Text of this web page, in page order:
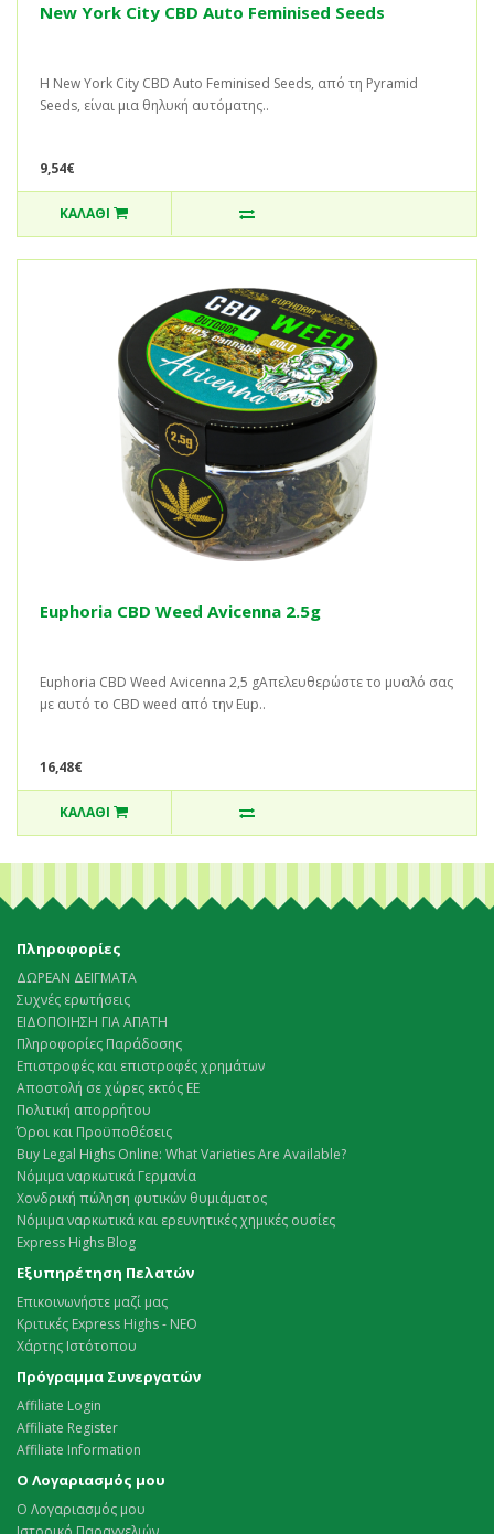
New York City CBD Auto Feminised Seeds
Η New York City CBD Auto Feminised Seeds, από τη Pyramid
Seeds, είναι μια θηλυκή αυτόματης..
9,54€
ΚΑΛΆΘΙ
Euphoria CBD Weed Avicenna 2.5g
Euphoria CBD Weed Avicenna 2,5 gΑπελευθερώστε το μυαλό σας
με αυτό το CBD weed από την Eup..
16,48€
ΚΑΛΆΘΙ
Πληροφορίες
ΔΩΡΕΑΝ ΔΕΙΓΜΑΤΑ
Συχνές ερωτήσεις
ΕΙΔΟΠΟΙΗΣΗ ΓΙΑ ΑΠΑΤΗ
Πληροφορίες Παράδοσης
Επιστροφές και επιστροφές χρημάτων
Αποστολή σε χώρες εκτός ΕΕ
Πολιτική απορρήτου
Όροι και Προϋποθέσεις
Buy Legal Highs Online: What Varieties Are Available?
Νόμιμα ναρκωτικά Γερμανία
Χονδρική πώληση φυτικών θυμιάματος
Νόμιμα ναρκωτικά και ερευνητικές χημικές ουσίες
Express Highs Blog
Εξυπηρέτηση Πελατών
Επικοινωνήστε μαζί μας
Κριτικές Express Highs - ΝΕΟ
Χάρτης Ιστότοπου
Πρόγραμμα Συνεργατών
Affiliate Login
Affiliate Register
Affiliate Information
Ο Λογαριασμός μου
Ο Λογαριασμός μου